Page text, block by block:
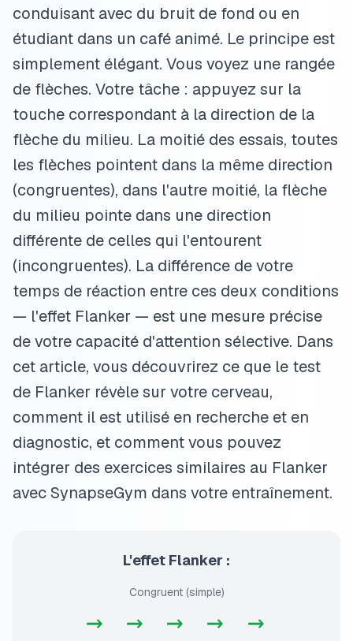
conduisant avec du bruit de fond ou en
étudiant dans un café animé. Le principe est
simplement élégant. Vous voyez une rangée
de flèches. Votre tâche : appuyez sur la
touche correspondant à la direction de la
flèche du milieu. La moitié des essais, toutes
les flèches pointent dans la même direction
(congruentes), dans l'autre moitié, la flèche
du milieu pointe dans une direction
différente de celles qui l'entourent
(incongruentes). La différence de votre
temps de réaction entre ces deux conditions
— l'effet Flanker — est une mesure précise
de votre capacité d'attention sélective. Dans
cet article, vous découvrirez ce que le test
de Flanker révèle sur votre cerveau,
comment il est utilisé en recherche et en
diagnostic, et comment vous pouvez
intégrer des exercices similaires au Flanker
avec SynapseGym dans votre entraînement.
L'effet Flanker :
Congruent (simple)
→ → → → →